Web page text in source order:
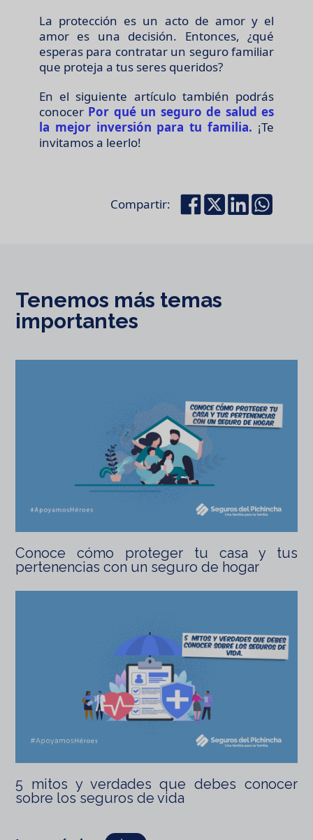
La protección es un acto de amor y el
amor es una decisión. Entonces, ¿qué
esperas para contratar un seguro familiar
que proteja a tus seres queridos?
En el siguiente artículo también podrás
conocer Por qué un seguro de salud es
la mejor inversión para tu familia. ¡Te
invitamos a leerlo!
Compartir:
Tenemos más temas
importantes
Conoce cómo proteger tu casa y tus
pertenencias con un seguro de hogar
5 mitos y verdades que debes conocer
sobre los seguros de vida